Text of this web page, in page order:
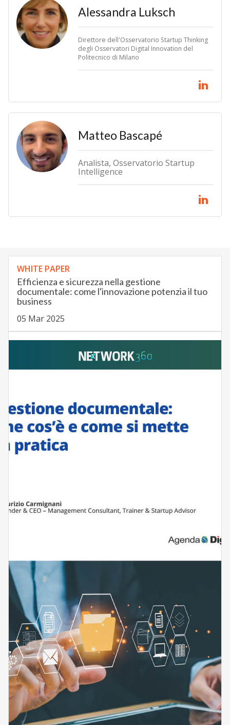
Alessandra Luksch
Direttore dell'Osservatorio Startup Thinking
degli Osservatori Digital Innovation del
Politecnico di Milano
Matteo Bascapé
Analista, Osservatorio Startup
Intelligence
WHITE PAPER
Efficienza e sicurezza nella gestione
documentale: come l'innovazione potenzia il tuo
business
05 Mar 2025